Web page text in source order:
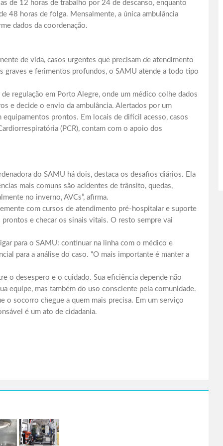
de 12 horas de trabalho por 24 de descanso, enquanto
48 horas de folga. Mensalmente, a única ambulância
dados da coordenação.
de vida, casos urgentes que precisam de atendimento
graves e ferimentos profundos, o SAMU atende a todo tipo
regulação em Porto Alegre, onde um médico colhe dados
e decide o envio da ambulância. Alertados por um
prontos. Em locais de difícil acesso, casos
(PCR), contam com o apoio dos
do SAMU há dois, destaca os desafios diários. Ela
mais comuns são acidentes de trânsito, quedas,
no inverno, AVCs”, afirma.
com cursos de atendimento pré-hospitalar e suporte
e checar os sinais vitais. O resto sempre vai
para o SAMU: continuar na linha com o médico e
para a análise do caso. “O mais importante é manter a
o desespero e o cuidado. Sua eficiência depende não
equipe, mas também do uso consciente pela comunidade.
o socorro chegue a quem mais precisa. Em um serviço
é um ato de cidadania.